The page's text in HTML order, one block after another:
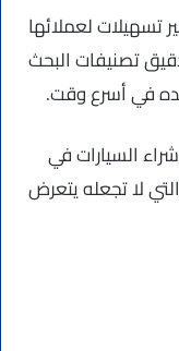
تسهيلات لعملائها
تصنيفات البحث
في أسرع وقت.
السيارات في
لا تجعله يتعرض